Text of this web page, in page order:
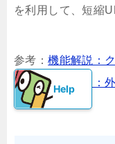
を利用して、短縮
参考：機能解説：
参考：画面説明：